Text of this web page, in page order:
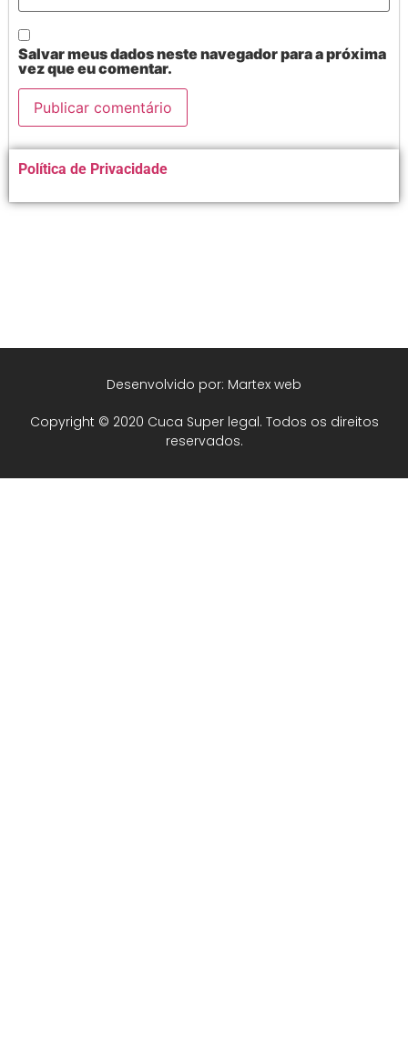
Salvar meus dados neste navegador para a próxima
vez que eu comentar.
Alternative:
Política de Privacidade
Copyright © 2020 Cuca Super legal. Todos os direitos
reservados.
Desenvolvido por: Martex web